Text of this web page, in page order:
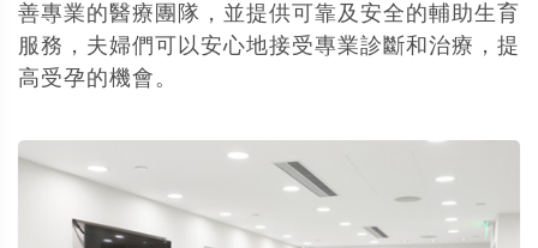
善專業的醫療團隊，並提供可靠及安全的輔助生育
服務，夫婦們可以安心地接受專業診斷和治療，提
高受孕的機會。